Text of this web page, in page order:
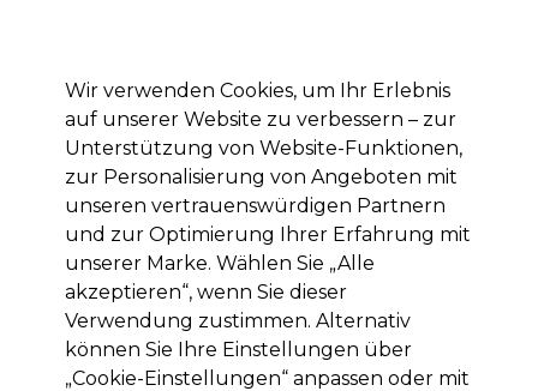
Anmelden
Marken Deals Haare Elektrogeräte Saloneinrichtung
Lieferung und Lieferzeiten
– mehr erfahren
Wella Professionals
Wella Professionals Color Touch Demi-
permanente Haarfarbe 8/35 Hellblond
Gold mahagoni 60ml
Wir verwenden Cookies, um Ihr Erlebnis
auf unserer Website zu verbessern – zur
Unterstützung von Website-Funktionen,
zur Personalisierung von Angeboten mit
unseren vertrauenswürdigen Partnern
und zur Optimierung Ihrer Erfahrung mit
unserer Marke. Wählen Sie „Alle
akzeptieren“, wenn Sie dieser
Verwendung zustimmen. Alternativ
können Sie Ihre Einstellungen über
„Cookie-Einstellungen“ anpassen oder mit